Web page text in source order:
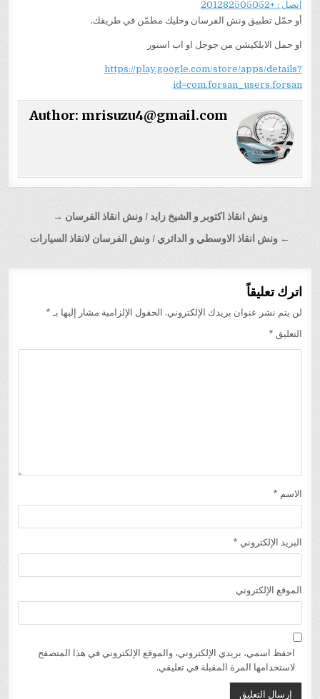
اتصل : +201282505052
أو حمّل تطبيق ونش الفرسان وخليك مطمّن في طريقك.
او حمل الابلكيشن من جوجل او اب استور
https://play.google.com/store/apps/details?
id=com.forsan_users.forsan
Author: mrisuzu4@gmail.com
تصفّح
المقالات
ونش انقاذ اكتوبر و الشيخ زايد / ونش انقاذ الفرسان →
← ونش انقاذ الاوسطي و الدائري / ونش الفرسان لانقاذ السيارات
اترك تعليقاً
لن يتم نشر عنوان بريدك الإلكتروني. الحقول الإلزامية مشار إليها بـ *
التعليق *
الاسم *
البريد الإلكتروني *
الموقع الإلكتروني
احفظ اسمي، بريدي الإلكتروني، والموقع الإلكتروني في هذا المتصفح
لاستخدامها المرة المقبلة في تعليقي.